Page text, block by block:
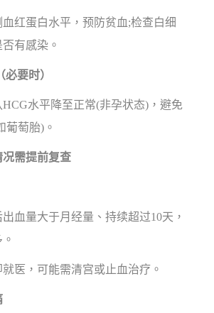
蛋白水平，预防贫血;检查白细
有感染。
要时）
水平降至正常(非孕状态)，避免
葡萄胎)。
需提前复查
量大于月经量、持续超过10天，
，可能需清宫或止血治疗。